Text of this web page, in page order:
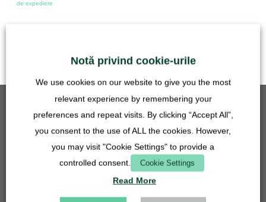
de expediere
Inserție de grilă - 50mm - oțel inoxidabil
5,90 €
Notă privind cookie-urile
We use cookies on our website to give you the most
relevant experience by remembering your
preferences and repeat visits. By clicking “Accept All”,
you consent to the use of ALL the cookies. However,
you may visit "Cookie Settings" to provide a
controlled consent.
Cookie Settings
Read More